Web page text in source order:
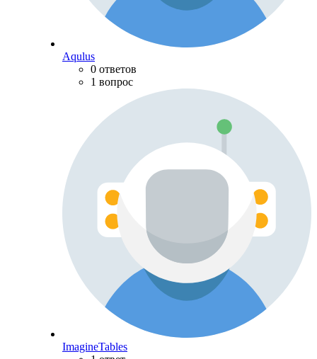
Aqulus
0 ответов
1 вопрос
ImagineTables